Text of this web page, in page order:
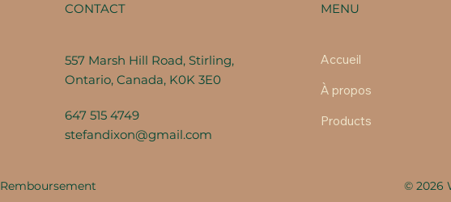
CONTACT
557 Marsh Hill Road, Stirling,
Ontario, Canada, K0K 3E0
647 515 4749
stefandixon@gmail.com
MENU
Accueil
À propos
Products
Remboursement © 2026